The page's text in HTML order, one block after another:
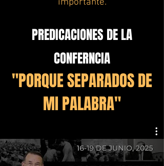
PREDICACIONES DE LA
CONFERNCIA
"PORQUE SEPARADOS DE
MI PALABRA"